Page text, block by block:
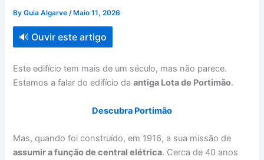
ByGuia Algarve /Maio 11, 2026
🔊 Ouvir este artigo
Este edifício tem mais de um século, mas não parece.
Estamos a falar do edifício daantiga Lota de Portimão.
Descubra Portimão
Mas, quando foi construído, em 1916, a sua missão de
assumir a função de central elétrica. Cerca de 40 anos